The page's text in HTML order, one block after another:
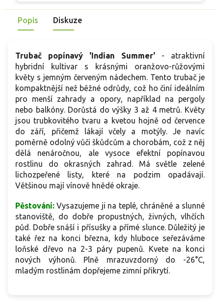
Popis Diskuze
Trubač popínavý 'Indian Summer'- atraktivní
hybridní kultivar s krásnými oranžovo-růžovými
květy s jemným červeným nádechem. Tento trubač je
kompaktnější než běžné odrůdy, což ho činí ideálním
pro menší zahrady a opory, například na pergoly
nebo balkóny. Dorůstá do výšky 3 až 4 metrů. Květy
jsou trubkovitého tvaru a kvetou hojně od července
do září, přičemž lákají včely a motýly. Je navíc
poměrně odolný vůči škůdcům a chorobám, což z něj
dělá nenáročnou, ale vysoce efektní popínavou
rostlinu do okrasných zahrad. Má světle zelené
lichozpeřené listy, které na podzim opadávají.
Většinou mají vínově hnědé okraje.
Pěstování: Vysazujeme ji na teplé, chráněné a slunné
stanoviště, do dobře propustných, živných, vlhčích
půd. Dobře snáší i přísušky a přímé slunce. Důležitý je
také řez na konci března, kdy hluboce seřezáváme
loňské dřevo na 2-3 páry pupenů. Kvete na konci
nových výhonů. Plně mrazuvzdorný do -26°C,
mladým rostlinám dopřejeme zimní přikrytí.